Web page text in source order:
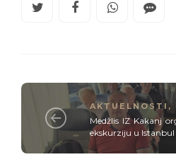
AKTUELNOSTI ,
Medžlis IZ Kakanj
ekskurziju u Istanbul